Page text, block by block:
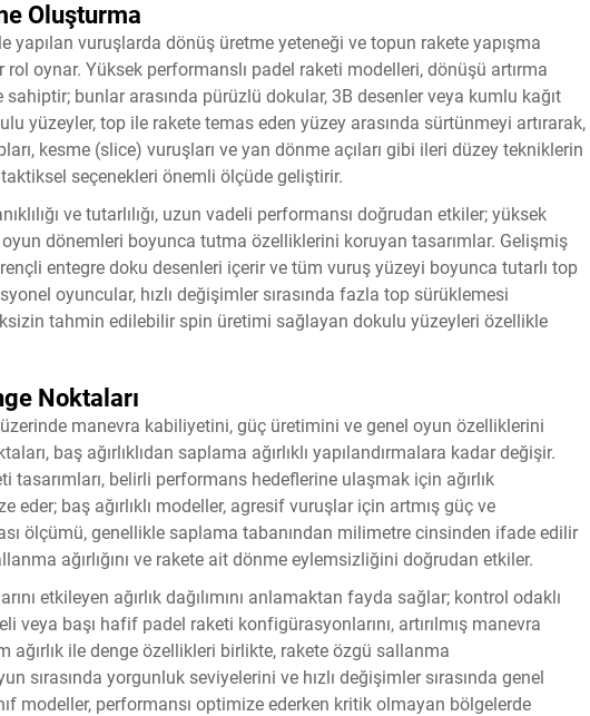
Oluşturma
yapılan vuruşlarda dönüş üretme yeteneği ve topun rakete yapışma
oynar. Yüksek performanslı padel raketi modelleri, dönüşü artırma
bunlar arasında pürüzlü dokular, 3B desenler veya kumlu kağıt
yüzeyler, top ile rakete temas eden yüzey arasında sürtünmeyi artırarak,
kesme (slice) vuruşları ve yan dönme açıları gibi ileri düzey tekniklerin
seçenekleri önemli ölçüde geliştirir.
ve tutarlılığı, uzun vadeli performansı doğrudan etkiler; yüksek
dönemleri boyunca tutma özelliklerini koruyan tasarımlar. Gelişmiş
entegre doku desenleri içerir ve tüm vuruş yüzeyi boyunca tutarlı top
oyuncular, hızlı değişimler sırasında fazla top sürüklemesi
tahmin edilebilir spin üretimi sağlayan dokulu yüzeyleri özellikle
Noktaları
üzerinde manevra kabiliyetini, güç üretimini ve genel oyun özelliklerini
baş ağırlıklıdan saplama ağırlıklı yapılandırmalara kadar değişir.
tasarımları, belirli performans hedeflerine ulaşmak için ağırlık
baş ağırlıklı modeller, agresif vuruşlar için artmış güç ve
ölçümü, genellikle saplama tabanından milimetre cinsinden ifade edilir
ağırlığını ve rakete ait dönme eylemsizliğini doğrudan etkiler.
etkileyen ağırlık dağılımını anlamaktan fayda sağlar; kontrol odaklı
veya başı hafif padel raketi konfigürasyonlarını, artırılmış manevra
ağırlık ile denge özellikleri birlikte, rakete özgü sallanma
sırasında yorgunluk seviyelerini ve hızlı değişimler sırasında genel
modeller, performansı optimize ederken kritik olmayan bölgelerde